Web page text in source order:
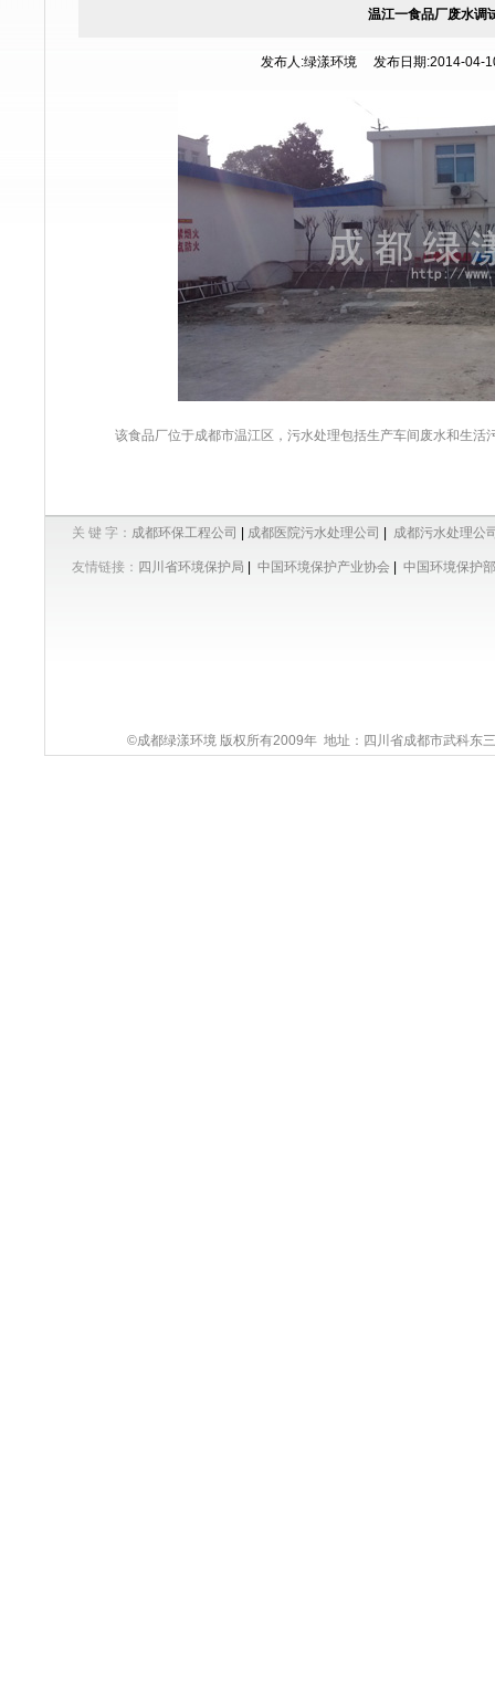
温江一食品厂废水调
发布人:绿漾环境 发布日期:2014-04-
该食品厂位于成都市温江区，污水处理包括生产车间废水和生
关 键 字： 成都环保工程公司 成都医院污水处理公司 成都污水处理公
友情链接： 四川省环境保护局 中国环境保护产业协会 中国环境保护部
©成都绿漾环境 版权所有2009年 地址：四川省成都市武科